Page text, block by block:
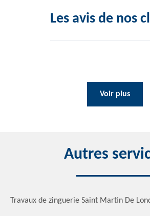
Les avis de nos
Voir plus
Autres
Travaux de zinguerie Saint Martin De